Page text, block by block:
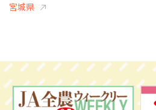
宮城県